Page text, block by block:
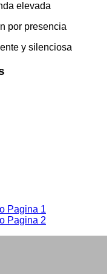
elevada
por presencia
y silenciosa